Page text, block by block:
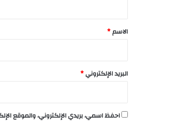
*
الاسم*
البريد الإلكتروني*
احفظ اسمي، بريدي الإلكتروني، والموقع